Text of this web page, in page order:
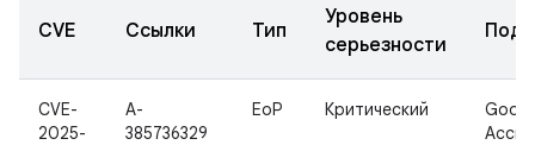
CVE Ссылки Тип
Уровень
серьезности
CVE-
2025-
A-
385736329
EoP Критический